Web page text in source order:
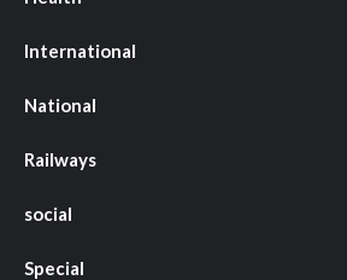
International
National
Railways
social
Special